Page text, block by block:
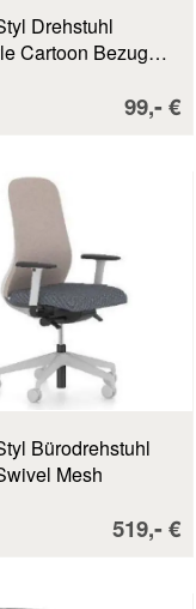
Cartoon Bezug
99,- €
Bürodrehstuhl
Mesh
519,- €